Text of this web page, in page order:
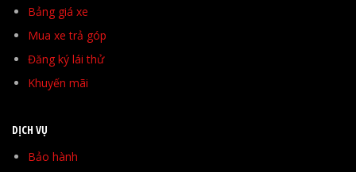
Bảng giá xe
Mua xe trả góp
Đăng ký lái thử
Khuyến mãi
DỊCH VỤ
Bảo hành